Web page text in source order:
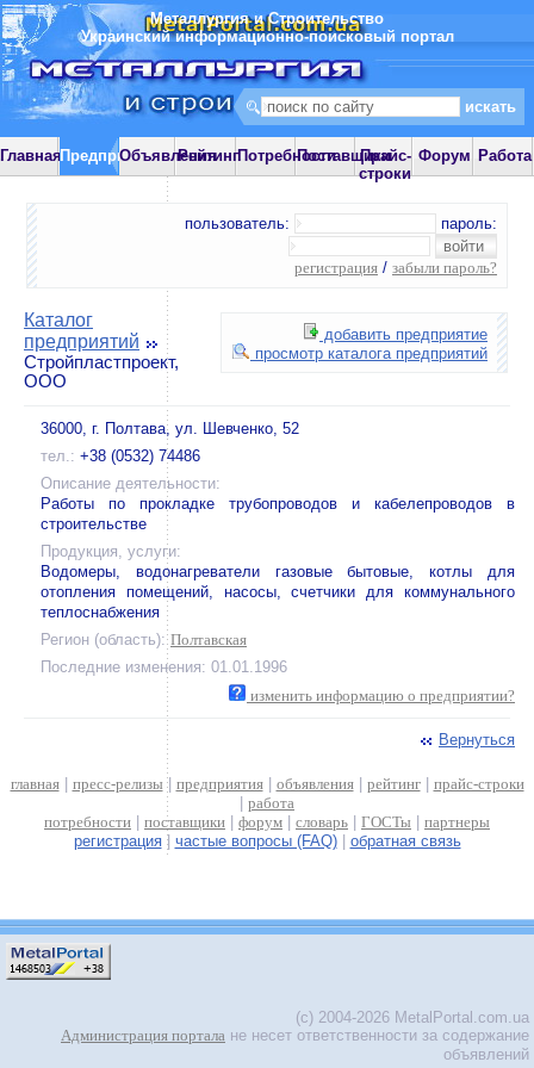
Металлургия и Строительство
Украинский информационно-поисковый портал
ГлавнаяПредприятияОбъявления
РейтингПотребностиПоставщики
Прайс-
строки
Форум Работа
пользователь: пароль:
регистрация / забыли пароль?
добавить предприятие
просмотр каталога предприятий
Каталог
предприятий
Стройпластпроект,
ООО
36000, г. Полтава, ул. Шевченко, 52
тел.: +38 (0532) 74486
Описание деятельности:
Работы по прокладке трубопроводов и кабелепроводов в
строительстве
Продукция, услуги:
Водомеры, водонагреватели газовые бытовые, котлы для
отопления помещений, насосы, счетчики для коммунального
теплоснабжения
Регион (область): Полтавская
Последние изменения: 01.01.1996
изменить информацию о предприятии?
Вернуться
главная| пресс-релизы | предприятия| объявления| рейтинг| прайс-строки
работа
потребности
поставщики форум словарь ГОСТы
партнеры
регистрация| частые вопросы (FAQ)| обратная связь
(c) 2004-2026 MetalPortal.com.ua
Администрация портала не несет ответственности за содержание
объявлений